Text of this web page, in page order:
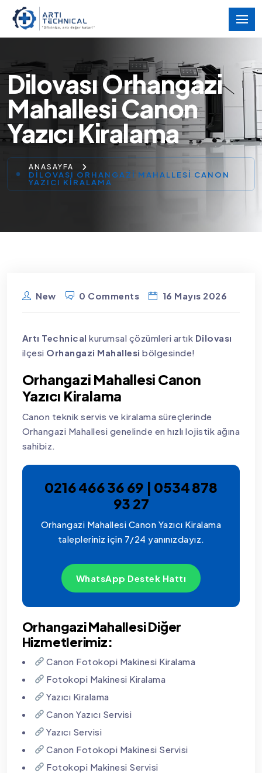
Dilovası Orhangazi
Mahallesi Canon
Yazıcı Kiralama
ANASAYFA
DILOVASI ORHANGAZI MAHALLESI CANON
YAZICI KIRALAMA
New 0 Comments 16 Mayıs 2026
Artı Technical kurumsal çözümleri artık Dilovası
ilçesi Orhangazi Mahallesi bölgesinde!
Orhangazi Mahallesi Canon
Yazıcı Kiralama
Canon teknik servis ve kiralama süreçlerinde
Orhangazi Mahallesi genelinde en hızlı lojistik ağına
sahibiz.
0216 466 36 69 | 0534 878
93 27
Orhangazi Mahallesi Canon Yazıcı Kiralama
talepleriniz için 7/24 yanınızdayız.
WhatsApp Destek Hattı
Orhangazi Mahallesi Diğer
Hizmetlerimiz:
Canon Fotokopi Makinesi Kiralama
Fotokopi Makinesi Kiralama
Yazıcı Kiralama
Canon Yazıcı Servisi
Yazıcı Servisi
Canon Fotokopi Makinesi Servisi
Fotokopi Makinesi Servisi